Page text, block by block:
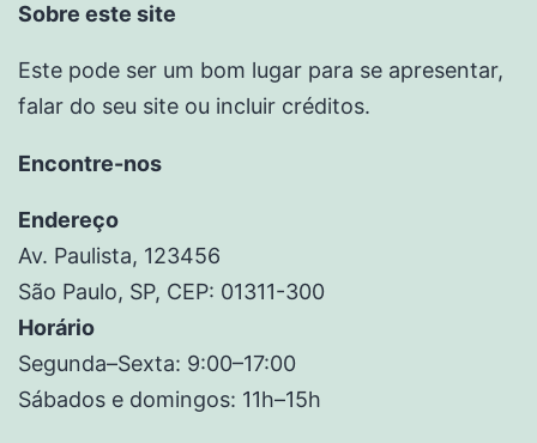
Sobre este site
Este pode ser um bom lugar para se apresentar,
falar do seu site ou incluir créditos.
Encontre-nos
Endereço
Av. Paulista, 123456
São Paulo, SP, CEP: 01311-300
Horário
Segunda–Sexta: 9:00–17:00
Sábados e domingos: 11h–15h